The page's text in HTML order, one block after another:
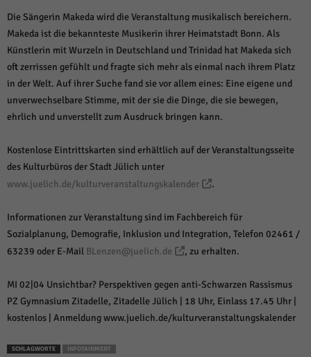
Die Sängerin Makeda wird die Veranstaltung musikalisch bereichern.
Makeda ist die bekannteste Musikerin ihrer Heimatstadt Bonn. Als
Künstlerin mit Wurzeln in Deutschland und Trinidad hat Makeda sich
oft zerrissen gefühlt und fragte sich mehr als einmal nach ihrem Platz
in der Welt. Auf ihrer Suche fand sie vor allem eines: Eine eigene und
unverwechselbare Stimme, mit der sie die Dinge, die sie bewegen,
ehrlich und unverstellt zum Ausdruck bringen kann.
Kostenlose Eintrittskarten sind erhältlich auf der Veranstaltungsseite
des Kulturbüros der Stadt Jülich unter
www.juelich.de/kulturveranstaltungskalender
.
Informationen zur Veranstaltung sind im Fachbereich für
Sozialplanung, Demografie, Inklusion und Integration, Telefon 02461 /
63239 oder E-Mail BLenzen@juelich.de , zu erhalten.
MI 02|04 Unsichtbar? Perspektiven gegen anti-Schwarzen Rassismus
PZ Gymnasium Zitadelle, Zitadelle Jülich | 18 Uhr, Einlass 17.45 Uhr |
kostenlos | Anmeldung www.juelich.de/kulturveranstaltungskalender
SCHLAGWORTE INFOTAINMENT